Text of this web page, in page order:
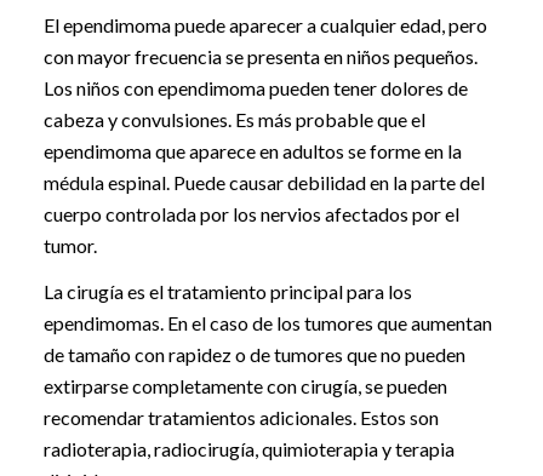
El ependimoma puede aparecer a cualquier edad, pero
con mayor frecuencia se presenta en niños pequeños.
Los niños con ependimoma pueden tener dolores de
cabeza y convulsiones. Es más probable que el
ependimoma que aparece en adultos se forme en la
médula espinal. Puede causar debilidad en la parte del
cuerpo controlada por los nervios afectados por el
tumor.
La cirugía es el tratamiento principal para los
ependimomas. En el caso de los tumores que aumentan
de tamaño con rapidez o de tumores que no pueden
extirparse completamente con cirugía, se pueden
recomendar tratamientos adicionales. Estos son
radioterapia, radiocirugía, quimioterapia y terapia